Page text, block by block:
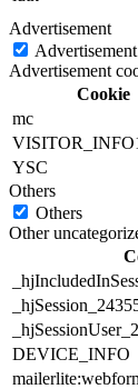
Advertisement
Advertisement
Advertisement
Cookie
mc
YSC
Others
Others
Other
DEVICE_INFO